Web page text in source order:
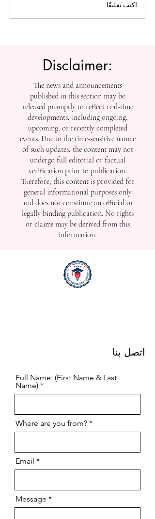
الجامعة السويسرية الدولية
تفتح أبواب التسجيل بعد
اكتب تعليقًا...
Disclaimer:
The news and announcements
published in this section may be
released promptly to reflect real-time
developments, including ongoing,
upcoming, or recently completed
events. Due to the time-sensitive nature
of such updates, the content may not
undergo full editorial or factual
verification prior to publication.
Therefore, this content is provided for
general informational purposes only
and does not constitute an official or
legally binding publication. No rights
or claims may be derived from this
information.
اتصل بنا
Full Name: (First Name & Last
Name)
Where are you from?
Email
Message